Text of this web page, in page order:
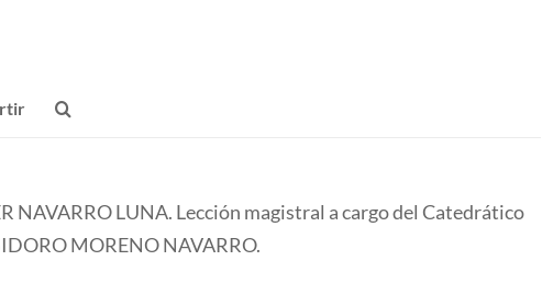
NAVARRO LUNA. Lección magistral a cargo del Catedrático
MORENO NAVARRO.